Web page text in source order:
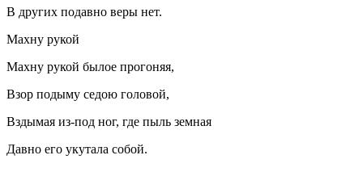
В других подавно веры нет.
Махну рукой
Махну рукой былое прогоняя,
Взор подыму седою головой,
Вздымая из-под ног, где пыль земная
Давно его укутала собой.